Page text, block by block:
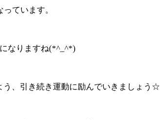
ています。
なりますね(*^_^*)
う、引き続き運動に励んでいきましょう☆